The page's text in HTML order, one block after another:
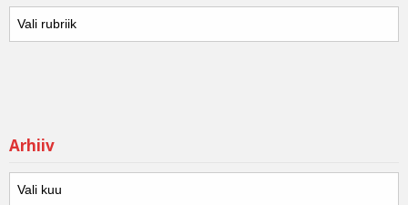
Arhiiv